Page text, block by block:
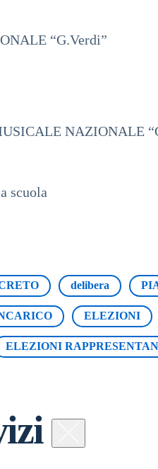
“G.Verdi”
NAZIONALE
scuola
delibera
ELEZIONI
ELEZIONI